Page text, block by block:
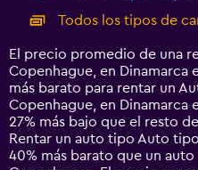
categories.
Range:
14
categories.
The
chart
has
1
Y
axis
Todos los tipos de
El precio promedio de una
Copenhague, en Dinamarca
más barato para rentar un
Copenhague, en Dinamarca
27% más bajo que el resto
Rentar un auto tipo Auto
40% más barato que un